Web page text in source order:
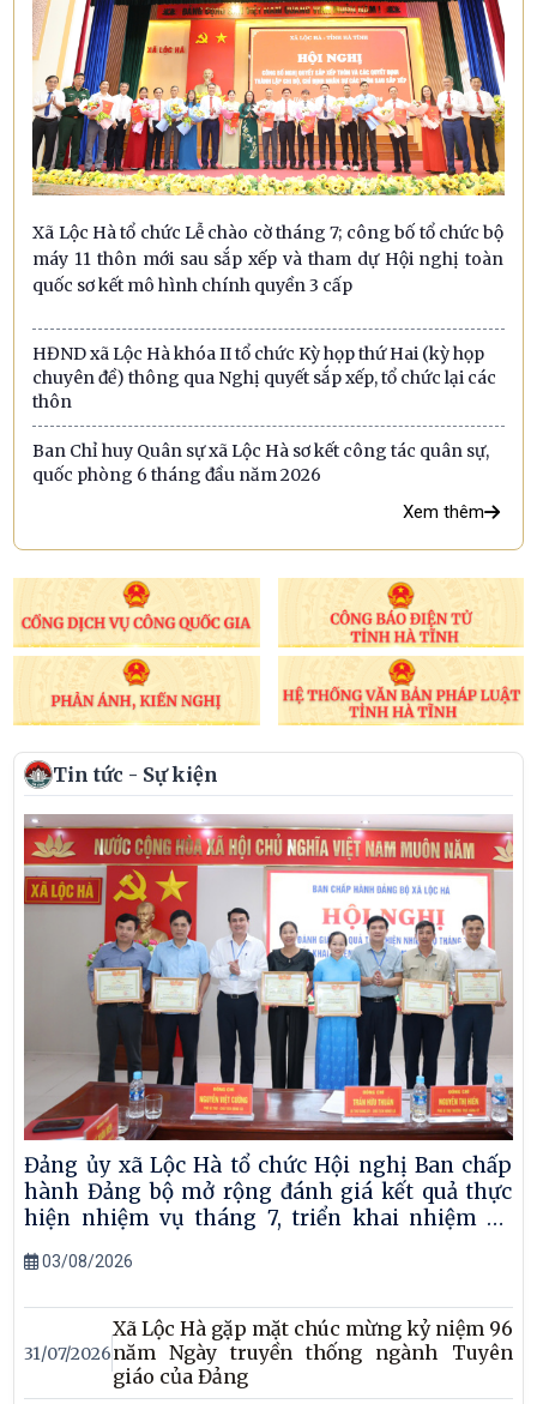
Xã Lộc Hà tổ chức Lễ chào cờ tháng 7; công bố tổ chức bộ
máy 11 thôn mới sau sắp xếp và tham dự Hội nghị toàn
quốc sơ kết mô hình chính quyền 3 cấp
HĐND xã Lộc Hà khóa II tổ chức Kỳ họp thứ Hai (kỳ họp
chuyên đề) thông qua Nghị quyết sắp xếp, tổ chức lại các
thôn
Ban Chỉ huy Quân sự xã Lộc Hà sơ kết công tác quân sự,
quốc phòng 6 tháng đầu năm 2026
Xem thêm
Tin tức - Sự kiện
Đảng ủy xã Lộc Hà tổ chức Hội nghị Ban chấp
hành Đảng bộ mở rộng đánh giá kết quả thực
hiện nhiệm vụ tháng 7, triển khai nhiệm vụ
03/08/2026
31/07/2026
Xã Lộc Hà gặp mặt chúc mừng kỷ niệm 96
năm Ngày truyền thống ngành Tuyên
giáo của Đảng